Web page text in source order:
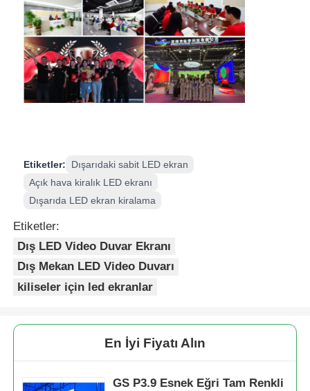
Etiketler:
Dışarıdaki sabit LED ekran
Açık hava kiralık LED ekranı
Dışarıda LED ekran kiralama
Etiketler:
Dış LED Video Duvar Ekranı
Dış Mekan LED Video Duvarı
kiliseler için led ekranlar
En İyi Fiyatı Alın
GS P3.9 Esnek Eğri Tam Renkli